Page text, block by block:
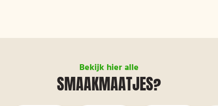
Bekijk hier alle
SMAAKMAATJES?